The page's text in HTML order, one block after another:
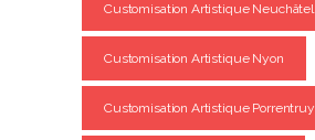
Customisation Artistique Neuchâtel
Customisation Artistique Nyon
Customisation Artistique Porrentruy